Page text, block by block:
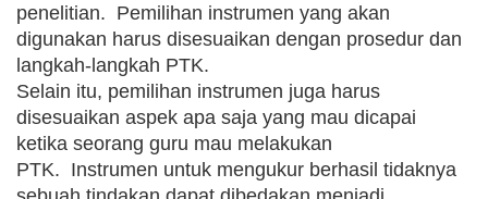
penelitian. Pemilihan instrumen yang akan
digunakan harus disesuaikan dengan prosedur dan
langkah-langkah PTK.
Selain itu, pemilihan instrumen juga harus
disesuaikan aspek apa saja yang mau dicapai
ketika seorang guru mau melakukan
PTK. Instrumen untuk mengukur berhasil tidaknya